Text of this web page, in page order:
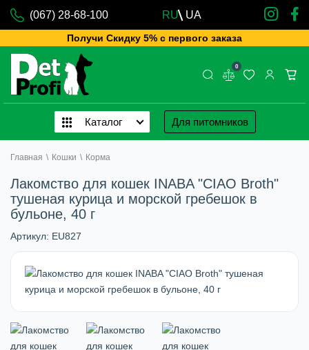
(067) 28-68-100 RU UA
Получи Скидку 5% с первого заказа
0
Каталог Для питомников
Главная \ Кошки \ Корма
Лакомство для кошек INABA "CIAO Broth"
тушеная курица и морской гребешок в
бульоне, 40 г
Артикул: EU827